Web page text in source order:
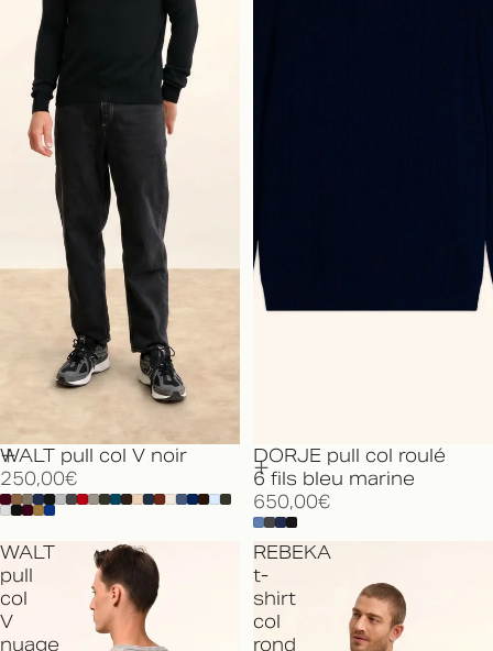
WALT pull col V noir
250,00€
DORJE pull col roulé
6 fils bleu marine
650,00€
WALT
pull
col
V
nuage
REBEKA
t-
shirt
col
rond